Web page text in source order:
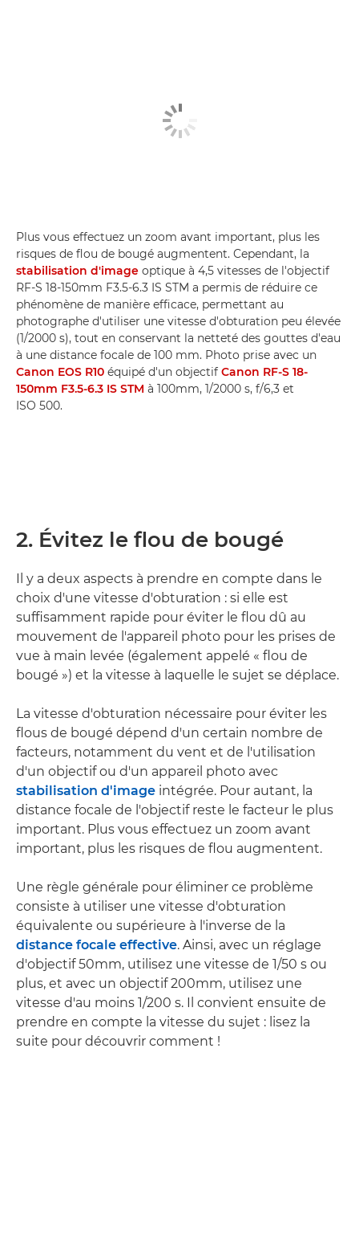
Plus vous effectuez un zoom avant important, plus les
risques de flou de bougé augmentent. Cependant, la
stabilisation d'image optique à 4,5 vitesses de l'objectif
RF-S 18-150mm F3.5-6.3 IS STM a permis de réduire ce
phénomène de manière efficace, permettant au
photographe d'utiliser une vitesse d'obturation peu élevée
(1/2000 s), tout en conservant la netteté des gouttes d'eau
à une distance focale de 100 mm. Photo prise avec un
Canon EOS R10 équipé d'un objectif Canon RF-S 18-
150mm F3.5-6.3 IS STM à 100mm, 1/2000 s, f/6,3 et
ISO 500.
2. Évitez le flou de bougé
Il y a deux aspects à prendre en compte dans le
choix d'une vitesse d'obturation : si elle est
suffisamment rapide pour éviter le flou dû au
mouvement de l'appareil photo pour les prises de
vue à main levée (également appelé « flou de
bougé ») et la vitesse à laquelle le sujet se déplace.
La vitesse d'obturation nécessaire pour éviter les
flous de bougé dépend d'un certain nombre de
facteurs, notamment du vent et de l'utilisation
d'un objectif ou d'un appareil photo avec
stabilisation d'image intégrée. Pour autant, la
distance focale de l'objectif reste le facteur le plus
important. Plus vous effectuez un zoom avant
important, plus les risques de flou augmentent.
Une règle générale pour éliminer ce problème
consiste à utiliser une vitesse d'obturation
équivalente ou supérieure à l'inverse de la
distance focale effective. Ainsi, avec un réglage
d'objectif 50mm, utilisez une vitesse de 1/50 s ou
plus, et avec un objectif 200mm, utilisez une
vitesse d'au moins 1/200 s. Il convient ensuite de
prendre en compte la vitesse du sujet : lisez la
suite pour découvrir comment !